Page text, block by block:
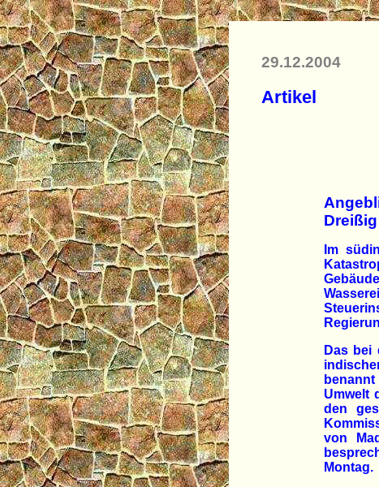
29.12.2004
Artikel
Im
Das bei
Umwelt
den
von
Montag.